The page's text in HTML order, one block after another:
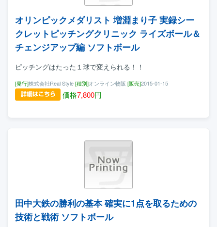
オリンピックメダリスト 増淵まり子 実録シー
クレットピッチングクリニック ライズボール＆
チェンジアップ編 ソフトボール
ピッチングはたった１球で変えられる！！
[発行]株式会社Real Style[種別]オンライン物販 [販売]2015-01-15
価格7,800円
田中大鉄の勝利の基本 確実に1点を取るための
技術と戦術 ソフトボール